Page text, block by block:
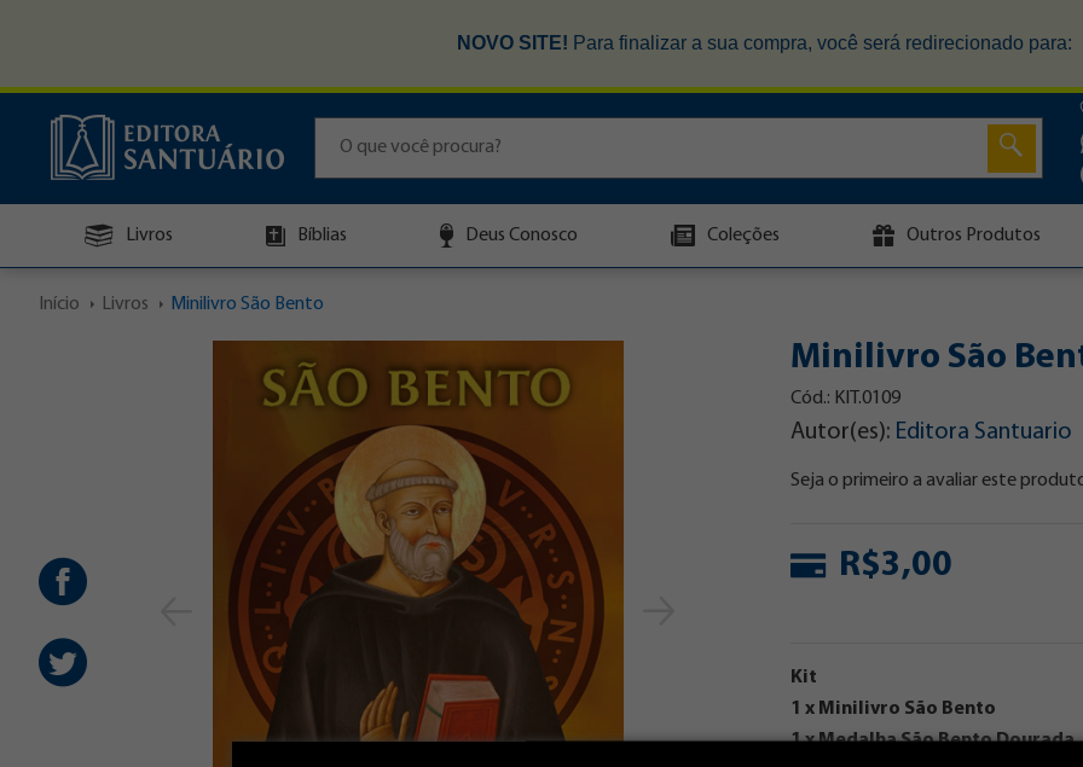
NOVO SITE! Para finalizar a sua compra, você será redirecionado para:
Livros Bíblias Deus Conosco Coleções Outros Produtos
Início Livros Minilivro São Bento
Minilivro São
Cód.: KIT.0109
Autor(es): Editora Santuario
Seja o primeiro a avaliar este
R$3,00
Kit
1 x Minilivro São Bento
1 x Medalha São Bento Dourada